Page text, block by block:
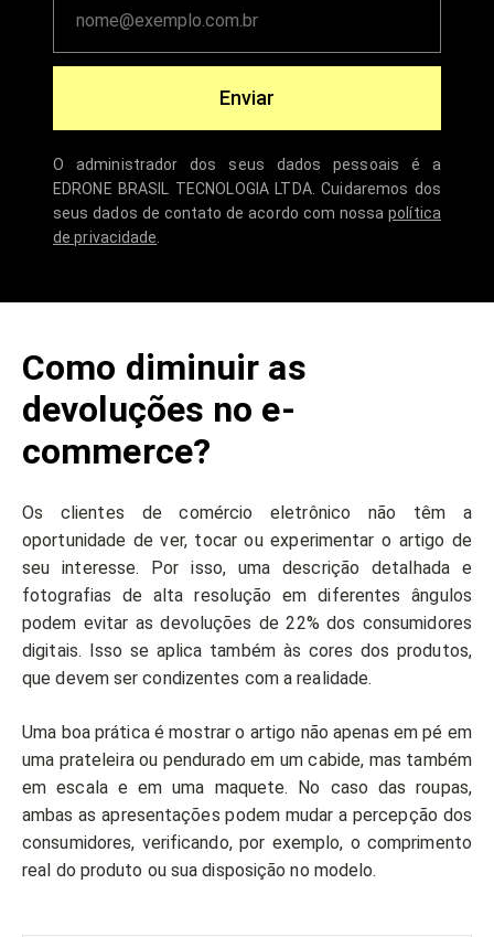
Enviar
O administrador dos seus dados pessoais é a
EDRONE BRASIL TECNOLOGIA LTDA. Cuidaremos dos
seus dados de contato de acordo com nossapolítica
de privacidade
Como diminuir as
devoluções no e-
commerce?
Os clientes de comércio eletrônico não têm a
oportunidade de ver, tocar ou experimentar o artigo de
seu interesse. Por isso, uma descrição detalhada e
fotografias de alta resolução em diferentes ângulos
podem evitar as devoluções de 22% dos consumidores
digitais. Isso se aplica também às cores dos produtos,
que devem ser condizentes com a realidade.
Uma boa prática é mostrar o artigo não apenas em pé em
uma prateleira ou pendurado em um cabide, mas também
em escala e em uma maquete. No caso das roupas,
ambas as apresentações podem mudar a percepção dos
consumidores, verificando, por exemplo, o comprimento
real do produto ou sua disposição no modelo.